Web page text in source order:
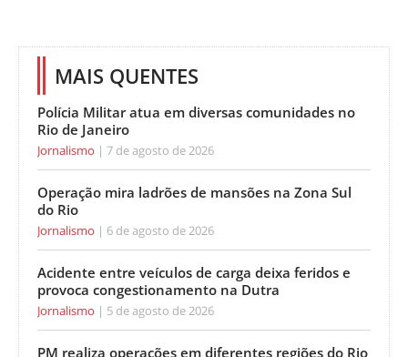
MAIS QUENTES
Polícia Militar atua em diversas comunidades no
Rio de Janeiro
Jornalismo 7 de agosto de 2026
Operação mira ladrões de mansões na Zona Sul
do Rio
Jornalismo 6 de agosto de 2026
Acidente entre veículos de carga deixa feridos e
provoca congestionamento na Dutra
Jornalismo 5 de agosto de 2026
PM realiza operações em diferentes regiões do Rio